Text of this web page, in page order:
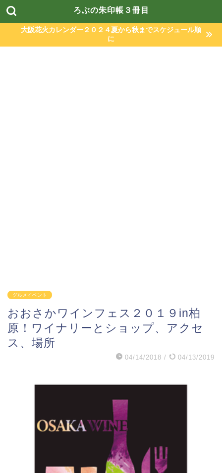
ろぶの朱印帳３冊目
大阪花火カレンダー２０２４夏から秋までスケジュール順
に
グルメイベント
おおさかワインフェス２０１９in柏
原！ワイナリーとショップ、アクセ
ス、場所
04/14/2018 / 04/13/2019